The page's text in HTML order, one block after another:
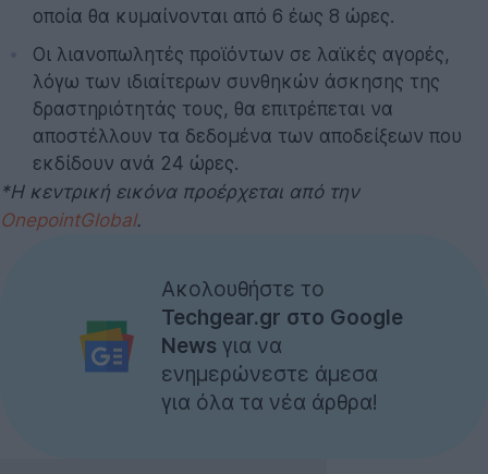
οποία θα κυμαίνονται από 6 έως 8 ώρες.
Οι λιανοπωλητές προϊόντων σε λαϊκές αγορές,
λόγω των ιδιαίτερων συνθηκών άσκησης της
δραστηριότητάς τους, θα επιτρέπεται να
αποστέλλουν τα δεδομένα των αποδείξεων που
εκδίδουν ανά 24 ώρες.
*Η κεντρική εικόνα προέρχεται από την
OnepointGlobal.
Ακολουθήστε το
Techgear.gr στο Google
News για να
ενημερώνεστε άμεσα
για όλα τα νέα άρθρα!